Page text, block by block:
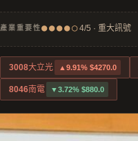
產業重要性●●●●○4/5 · 重大訊號
3008大立光 ▲9.91% $4270.0
8046南電 ▼3.72% $880.0